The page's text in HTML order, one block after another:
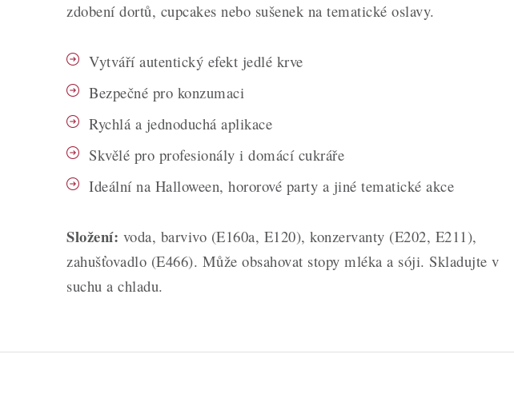
zdobení dortů, cupcakes nebo sušenek na tematické oslavy.
Vytváří autentický efekt jedlé krve
Bezpečné pro konzumaci
Rychlá a jednoduchá aplikace
Skvělé pro profesionály i domácí cukráře
Ideální na Halloween, hororové party a jiné tematické akce
Složení: voda, barvivo (E160a, E120), konzervanty (E202, E211),
zahušťovadlo (E466). Může obsahovat stopy mléka a sóji. Skladujte v
suchu a chladu.